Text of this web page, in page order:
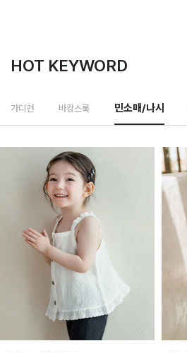
HOT KEYWORD
가디건 바캉스룩 민소매/나시